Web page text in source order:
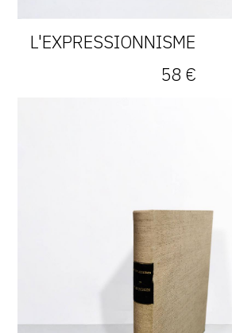
L'EXPRESSIONNISME
58 €